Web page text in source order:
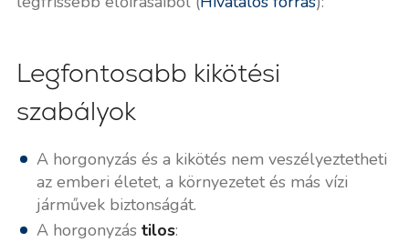
Legfontosabb kikötési
szabályok
A horgonyzás és a kikötés nem veszélyeztetheti
az emberi életet, a környezetet és más vízi
járművek biztonságát.
A horgonyzás tilos: